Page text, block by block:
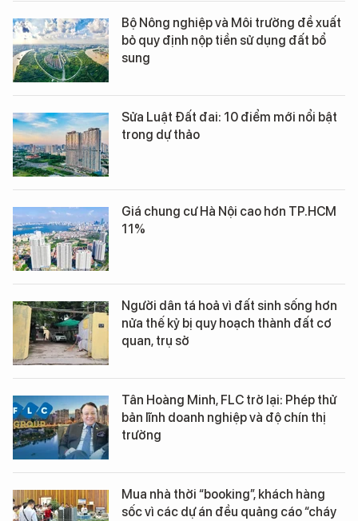
Bộ Nông nghiệp và Môi trường đề xuất
bỏ quy định nộp tiền sử dụng đất bổ
sung
Sửa Luật Đất đai: 10 điểm mới nổi bật
trong dự thảo
Giá chung cư Hà Nội cao hơn TP.HCM
11%
Người dân tá hoả vì đất sinh sống hơn
nửa thế kỷ bị quy hoạch thành đất cơ
quan, trụ sở
Tân Hoàng Minh, FLC trở lại: Phép thử
bản lĩnh doanh nghiệp và độ chín thị
trường
Mua nhà thời “booking”, khách hàng
sốc vì các dự án đều quảng cáo “cháy